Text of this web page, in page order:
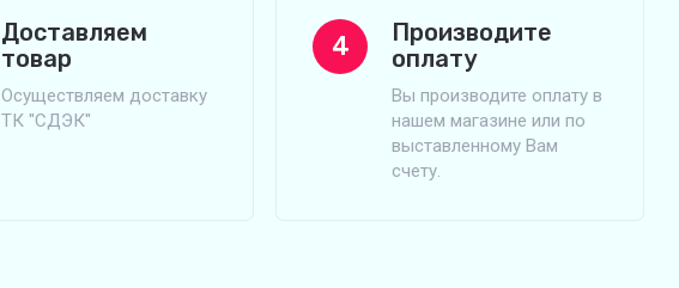
Доставляем
товар
Осуществляем доставку
ТК "СДЭК"
4
Производите
оплату
Вы производите оплату в
нашем магазине или по
выставленному Вам
счету.